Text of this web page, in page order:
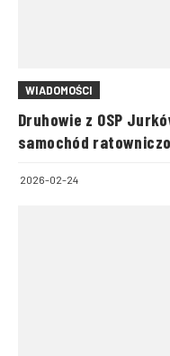
WIADOMOŚCI
Druhowie z OSP
samochód
2026-02-24